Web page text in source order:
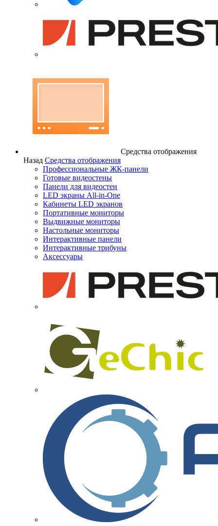
Средства отображения
Назад Средства отображения
Профессиональные ЖК-панели
Готовые видеостены
Панели для видеостен
LED экраны All-in-One
Кабинеты LED экранов
Портативные мониторы
Выдвижные мониторы
Настольные мониторы
Интерактивные панели
Интерактивные трибуны
Аксессуары